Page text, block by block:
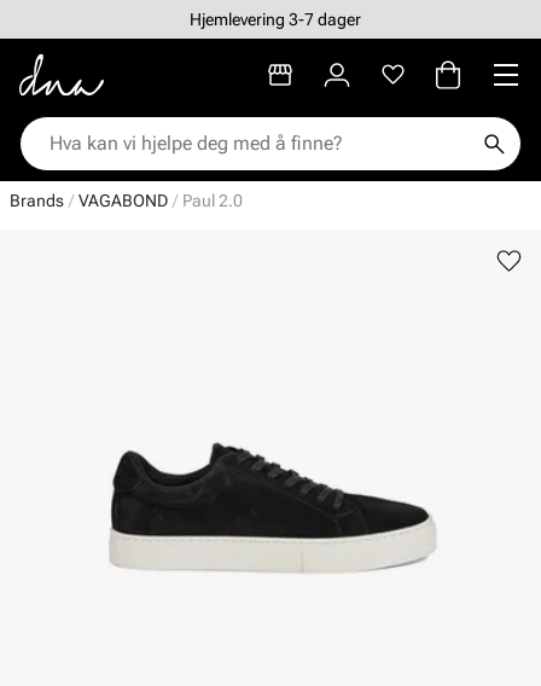
Hjemlevering 3-7 dager
Brands VAGABOND Paul 2.0